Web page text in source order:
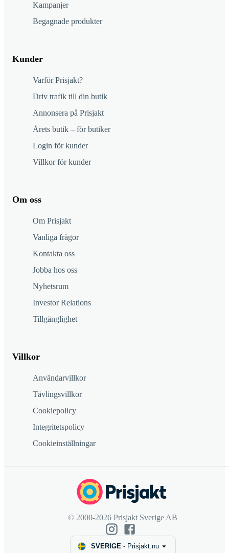
Kampanjer
Begagnade produkter
Kunder
Varför Prisjakt?
Driv trafik till din butik
Annonsera på Prisjakt
Årets butik – för butiker
Login för kunder
Villkor för kunder
Om oss
Om Prisjakt
Vanliga frågor
Kontakta oss
Jobba hos oss
Nyhetsrum
Investor Relations
Tillgänglighet
Villkor
Användarvillkor
Tävlingsvillkor
Cookiepolicy
Integritetspolicy
Cookieinställningar
© 2000-2026 Prisjakt Sverige AB
SVERIGE- Prisjakt.nu